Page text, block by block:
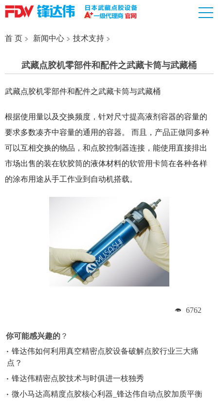
首 页 新闻中心 技术支持
武藏点胶机零部件和配件之武藏卡筒与武藏桶
武藏点胶机零部件和配件之武藏卡筒与武藏桶
根据使用量以及交换频度，针对尺寸提高液剂容器的容量的
要求多数凑齐中容量的通用的容器。 而且，产品正做同多种
可以互相交换的物品，和点胶控制器连接，能使用直接排出
市场出售的装在软胶筒的液体材料的软管用卡筒在各种各样
的涂布用途从手工作业到自动机搭载。
6762
你可能感兴趣的 ？
锋达伟如何利用真空精密点胶设备破解点胶行业三大痛
点？
锋达伟精密点胶技术与时俱进一枝独秀
微小马达高精度点胶核心利器_锋达伟自动点胶加质平衡